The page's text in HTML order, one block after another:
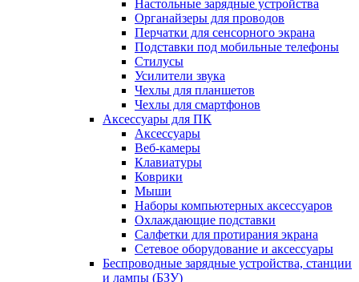
Настольные зарядные устройства
Органайзеры для проводов
Перчатки для сенсорного экрана
Подставки под мобильные телефоны
Стилусы
Усилители звука
Чехлы для планшетов
Чехлы для смартфонов
Аксессуары для ПК
Аксессуары
Веб-камеры
Клавиатуры
Коврики
Мыши
Наборы компьютерных аксессуаров
Охлаждающие подставки
Салфетки для протирания экрана
Сетевое оборудование и аксессуары
Беспроводные зарядные устройства, станции
и лампы (БЗУ)